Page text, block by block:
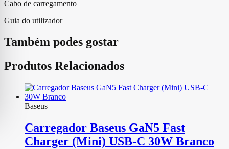
Cabo de carregamento
Guia do utilizador
Também podes gostar
Produtos Relacionados
Baseus
Carregador Baseus GaN5 Fast
Charger (Mini) USB-C 30W Branco